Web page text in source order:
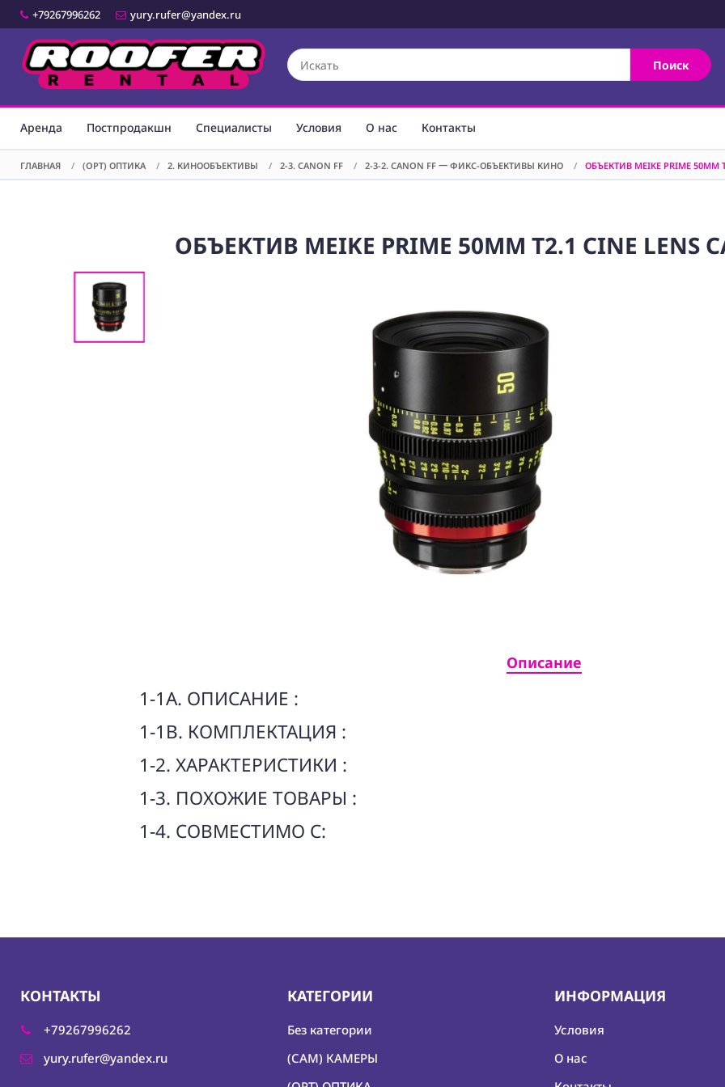
+79267996262 yury.rufer@yandex.ru
Поиск
Аренда Постпродакшн Специалисты Условия О нас Контакты
ГЛАВНАЯ / (OPT) ОПТИКА / 2. КИНООБЪЕКТИВЫ / 2-3. CANON FF / 2-3-2. CANON FF 一 ФИКС-ОБЪЕКТИВЫ КИНО / ОБЪЕКТИВ MEIKE PRIME 50MM
ОБЪЕКТИВ MEIKE PRIME 50MM T2.1 CINE LENS
Описание
1-1A. ОПИСАНИЕ :
1-1B. КОМПЛЕКТАЦИЯ :
1-2. ХАРАКТЕРИСТИКИ :
1-3. ПОХОЖИЕ ТОВАРЫ :
1-4. СОВМЕСТИМО С:
КОНТАКТЫ
+79267996262
yury.rufer@yandex.ru
КАТЕГОРИИ
Без категории
(CAM) КАМЕРЫ
ИНФОРМАЦИЯ
Условия
О нас